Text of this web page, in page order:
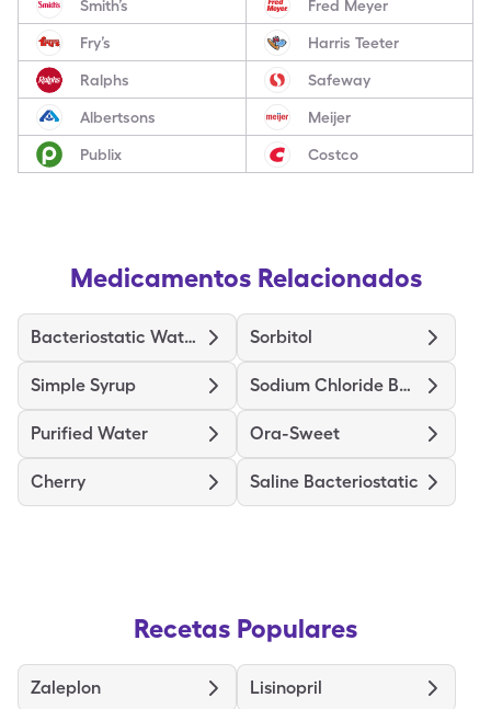
Smith’s Fred Meyer
Fry’s Harris Teeter
Ralphs Safeway
Albertsons Meijer
Publix Costco
Medicamentos Relacionados
Bacteriostatic Water(Benz Alc) Sorbitol
Simple Syrup Sodium Chloride Bacteriostatic
Purified Water Ora-Sweet
Cherry Saline Bacteriostatic
Recetas Populares
Zaleplon Lisinopril